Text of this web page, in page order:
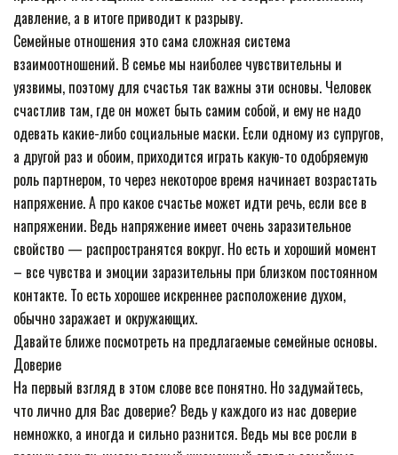
давление, а в итоге приводит к разрыву.
Семейные отношения это сама сложная система
взаимоотношений. В семье мы наиболее чувствительны и
уязвимы, поэтому для счастья так важны эти основы. Человек
счастлив там, где он может быть самим собой, и ему не надо
одевать какие-либо социальные маски. Если одному из супругов,
а другой раз и обоим, приходится играть какую-то одобряемую
роль партнером, то через некоторое время начинает возрастать
напряжение. А про какое счастье может идти речь, если все в
напряжении. Ведь напряжение имеет очень заразительное
свойство — распространятся вокруг. Но есть и хороший момент
– все чувства и эмоции заразительны при близком постоянном
контакте. То есть хорошее искреннее расположение духом,
обычно заражает и окружающих.
Давайте ближе посмотреть на предлагаемые семейные основы.
Доверие
На первый взгляд в этом слове все понятно. Но задумайтесь,
что лично для Вас доверие? Ведь у каждого из нас доверие
немножко, а иногда и сильно разнится. Ведь мы все росли в